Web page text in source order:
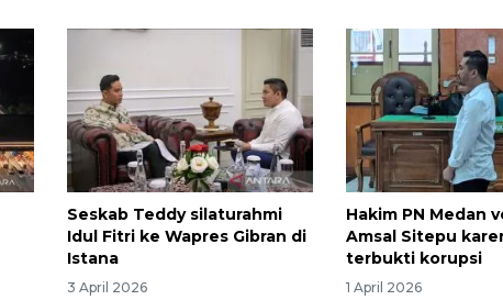
Seskab Teddy silaturahmi
Idul Fitri ke Wapres Gibran di
Istana
3 April 2026
Hakim PN Medan
Amsal Sitepu
terbukti korupsi
1 April 2026